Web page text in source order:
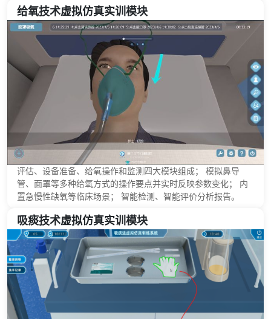
给氧技术虚拟仿真实训模块
评估、设备准备、给氧操作和监测四大模块组成； 模拟鼻导
管、面罩等多种给氧方式的操作要点并实时反映参数变化； 内
置急慢性缺氧等临床场景； 智能检测、智能评价分析报告。
吸痰技术虚拟仿真实训模块